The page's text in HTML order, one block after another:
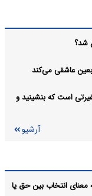
ماندگار در تاریخشد؟
است که بنشینید و
آرشیو
انتخاب بین حق یا